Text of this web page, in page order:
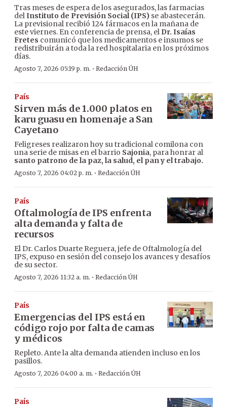
Tras meses de espera de los asegurados, las farmacias
delInstituto de Previsión Social (IPS) se abastecerán.
La previsional recibió 124 fármacos en la mañana de
este viernes. En conferencia de prensa, el Dr. Isaías
Fretes comunicó que los medicamentos e insumos se
redistribuirán a toda la red hospitalaria en los próximos
días.
Agosto 7, 2026 05:19 p. m. · Redacción ÚH
País
Sirven más de 1.000 platos en
karu guasu en homenaje a San
Cayetano
Feligreses realizaron hoy su tradicional comilona con
una serie de misas en el barrio Sajonia, para honrar al
santo patrono de la paz, la salud, el pan y el trabajo.
Agosto 7, 2026 04:02 p. m. · Redacción ÚH
País
Oftalmología de IPS enfrenta
alta demanda y falta de
recursos
El Dr. Carlos Duarte Reguera, jefe de Oftalmología del
IPS, expuso en sesión del consejo los avances y desafíos
de su sector.
Agosto 7, 2026 11:32 a. m. · Redacción ÚH
País
Emergencias del IPS está en
código rojo por falta de camas
y médicos
Repleto. Ante la alta demanda atienden incluso en los
pasillos.
Agosto 7, 2026 04:00 a. m. · Redacción ÚH
País